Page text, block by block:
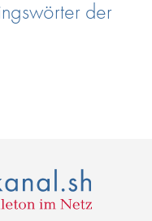
der